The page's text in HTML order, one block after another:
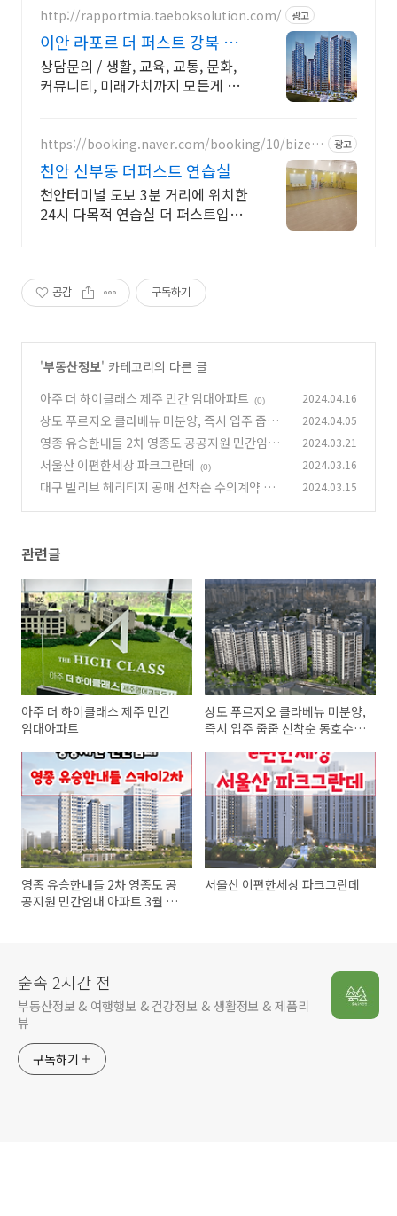
http://rapportmia.taeboksolution.com/ 광고
이안 라포르 더 퍼스트 강북 민
간임대 예비임차인 모집
상담문의 / 생활, 교육, 교통, 문화,
커뮤니티, 미래가치까지 모든게 다
https://booking.naver.com/booking/10/bizes/
광고
천안 신부동 더퍼스트 연습실
천안터미널 도보 3분 거리에 위치한
24시 다목적 연습실 더 퍼스트입니
공감 구독하기
'부동산정보' 카테고리의 다른 글
아주 더 하이클래스 제주 민간 임대아파트
(0) 2024.04.16
상도 푸르지오 클라베뉴 미분양, 즉시 입주 줍줍
선착순 동호수지정 분양 (0)
2024.04.05
영종 유승한내들 2차 영종도 공공지원 민간임대
아파트 3월 22일 오픈
(0)
2024.03.21
서울산 이편한세상 파크그란데 (0) 2024.03.16
대구 빌리브 헤리티지 공매 선착순 수의계약 진행
2024.03.15
관련글
아주 더 하이클래스 제주 민간
임대아파트
상도 푸르지오 클라베뉴 미분양,
즉시 입주 줍줍 선착순 동호수지
영종 유승한내들 2차 영종도 공
공지원 민간임대 아파트 3월 22
서울산 이편한세상 파크그란데
숲속 2시간 전
부동산정보 & 여행행보 & 건강정보 & 생활정보 & 제품리
뷰
구독하기